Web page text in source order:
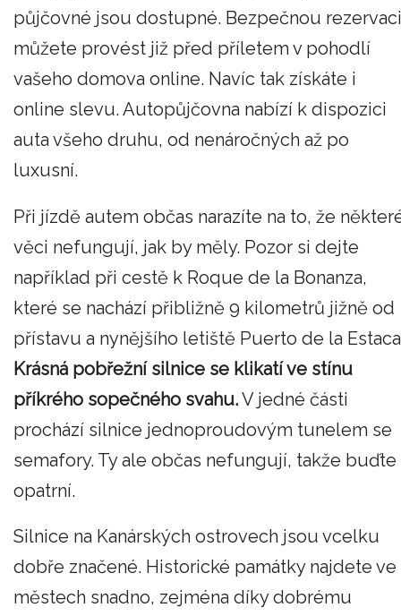
půjčovné jsou dostupné. Bezpečnou rezervaci
můžete provést již před příletem v pohodlí
vašeho domova online. Navíc tak získáte i
online slevu. Autopůjčovna nabízí k dispozici
auta všeho druhu, od nenáročných až po
luxusní.
Při jízdě autem občas narazíte na to, že
věci nefungují, jak by měly. Pozor si dejte
například při cestě k Roque de la Bonanza,
které se nachází přibližně 9 kilometrů jižně od
přístavu a nynějšího letiště Puerto de la
Krásná pobřežní silnice se klikatí ve stínu
příkrého sopečného svahu.V jedné části
prochází silnice jednoproudovým tunelem se
semafory. Ty ale občas nefungují, takže buďte
opatrní.
Silnice na Kanárských ostrovech jsou vcelku
dobře značené. Historické památky najdete ve
městech snadno, zejména díky dobrému